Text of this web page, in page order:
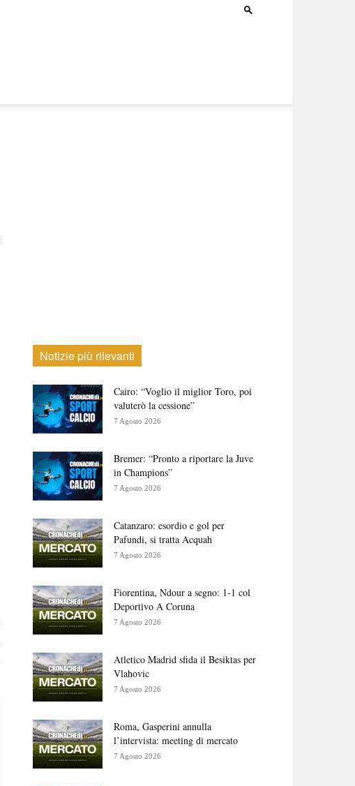
Notizie più rilevanti
Cairo: “Voglio il miglior Toro, poi
valuterò la cessione”
7 Agosto 2026
Bremer: “Pronto a riportare la Juve
in Champions”
7 Agosto 2026
Catanzaro: esordio e gol per
Pafundi, si tratta Acquah
7 Agosto 2026
Fiorentina, Ndour a segno: 1-1 col
Deportivo A Coruna
7 Agosto 2026
Atletico Madrid sfida il Besiktas per
Vlahovic
7 Agosto 2026
Roma, Gasperini annulla
l’intervista: meeting di mercato
7 Agosto 2026